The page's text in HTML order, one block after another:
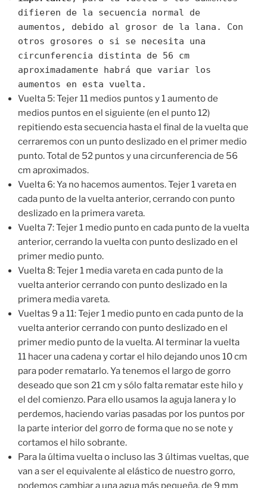
difieren de la secuencia normal de
aumentos, debido al grosor de la lana. Con
otros grosores o si se necesita una
circunferencia distinta de 56 cm
aproximadamente habrá que variar los
aumentos en esta vuelta.
Vuelta 5: Tejer 11 medios puntos y 1 aumento de
medios puntos en el siguiente (en el punto 12)
repitiendo esta secuencia hasta el final de la vuelta que
cerraremos con un punto deslizado en el primer medio
punto. Total de 52 puntos y una circunferencia de 56
cm aproximados.
Vuelta 6: Ya no hacemos aumentos. Tejer 1 vareta en
cada punto de la vuelta anterior, cerrando con punto
deslizado en la primera vareta.
Vuelta 7: Tejer 1 medio punto en cada punto de la vuelta
anterior, cerrando la vuelta con punto deslizado en el
primer medio punto.
Vuelta 8: Tejer 1 media vareta en cada punto de la
vuelta anterior cerrando con punto deslizado en la
primera media vareta.
Vueltas 9 a 11: Tejer 1 medio punto en cada punto de la
vuelta anterior cerrando con punto deslizado en el
primer medio punto de la vuelta. Al terminar la vuelta
11 hacer una cadena y cortar el hilo dejando unos 10 cm
para poder rematarlo. Ya tenemos el largo de gorro
deseado que son 21 cm y sólo falta rematar este hilo y
el del comienzo. Para ello usamos la aguja lanera y lo
perdemos, haciendo varias pasadas por los puntos por
la parte interior del gorro de forma que no se note y
cortamos el hilo sobrante.
Para la última vuelta o incluso las 3 últimas vueltas, que
van a ser el equivalente al elástico de nuestro gorro,
podemos cambiar a una agua más pequeña, de 9 mm